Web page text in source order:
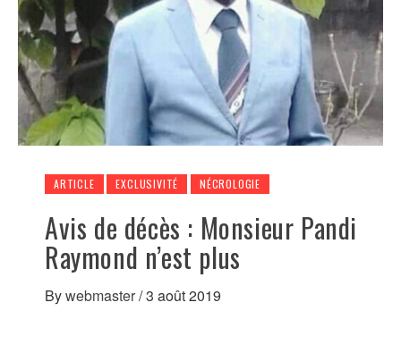
ARTICLE EXCLUSIVITÉ NÉCROLOGIE
Avis de décès : Monsieur Pandi
Raymond n’est plus
Bywebmaster/3 août 2019